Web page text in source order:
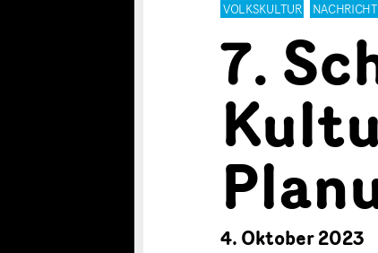
VOLKSKULTUR
7.
4. Oktober 2023